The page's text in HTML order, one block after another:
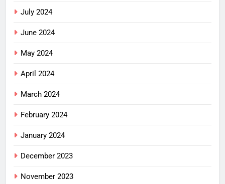
July 2024
June 2024
May 2024
April 2024
March 2024
February 2024
January 2024
December 2023
November 2023